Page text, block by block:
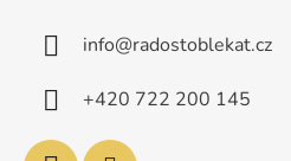
info@radostoblekat.cz
+420 722 200 145